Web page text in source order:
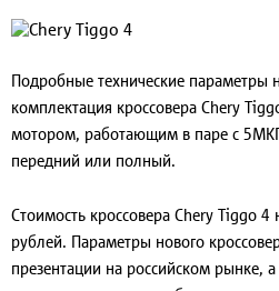
Подробные технические параметры
комплектация кроссовера Chery
мотором, работающим в паре с
передний или полный.
Стоимость кроссовера Chery Tiggo 4
рублей. Параметры нового
презентации на российском рынке,